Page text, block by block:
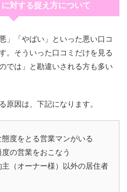
対する捉え方について
」「やばい」といった悪い口コ
。そういった口コミだけを見る
では」と勘違いされる方も多い
原因は、下記になります。
度をとる営業マンがいる
の営業をおこなう
主（オーナー様）以外の居住者